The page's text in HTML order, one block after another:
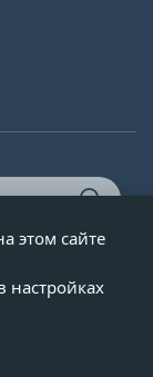
1995-2026 г.
этом сайте
настройках